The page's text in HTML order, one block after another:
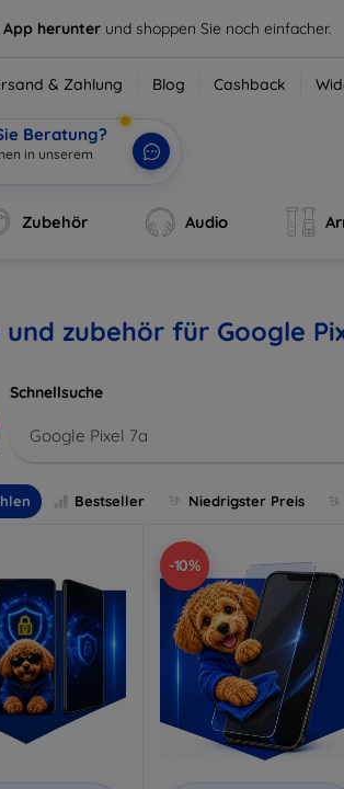
App herunter und shoppen Sie noch einfacher.
& Zahlung Blog Cashback
Beratung?
in unsere|
Zubehör Audio
und zubehör für Google
Schnellsuche
Google Pixel 7a
Bestseller Niedrigster Preis
-10%